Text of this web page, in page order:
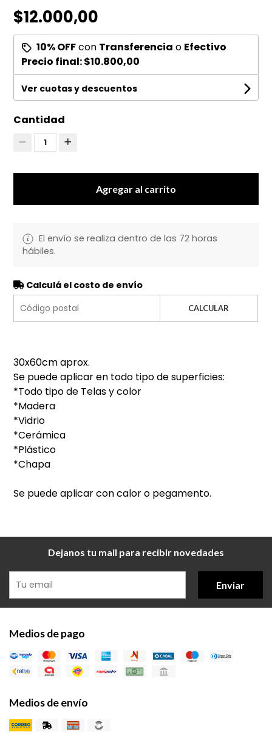
$12.000,00
10% OFFcon Transferencia o Efectivo
Precio final:$10.800,00
Ver cuotas y descuentos
Cantidad
1
Agregar al carrito
El envío se realiza dentro de las 72 horas
hábiles.
Calculá el costo de envío
CALCULAR
30x60cm aprox.
Se puede aplicar en todo tipo de superficies:
*Todo tipo de Telas y color
*Madera
*Vidrio
*Cerámica
*Plástico
*Chapa
Se puede aplicar con calor o pegamento.
Dejanos tu mail para recibir novedades
Enviar
Medios de pago
Medios de envío